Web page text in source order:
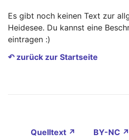
Es gibt noch keinen Text zur
Heidesee. Du kannst eine
eintragen :)
↶ zurück zur Startseite
Quelltext ↗ BY-NC ↗